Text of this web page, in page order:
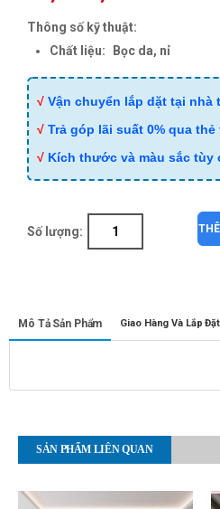
Thông số kỹ thuật:
Chất liệu:
Bọc da, nỉ
√ Vận chuyển lắp dặt tại nhà
√ Trả góp lãi suất 0% qua
√ Kích thước và màu sắc tùy
Số lượng:
Mô Tả Sản Phẩm Giao Hàng Và Lắp Đặt
SẢN PHẨM LIÊN QUAN